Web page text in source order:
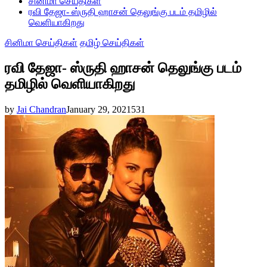
ரவி தேஜா- ஸ்ருதி ஹாசன் தெலுங்கு படம் தமிழில்
வெளியாகிறது
சினிமா செய்திகள் தமிழ் செய்திகள்
ரவி தேஜா- ஸ்ருதி ஹாசன் தெலுங்கு படம்
தமிழில் வெளியாகிறது
by Jai ChandranJanuary 29, 2021 531